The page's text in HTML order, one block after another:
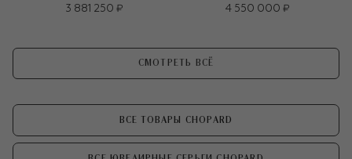
3 881 250 ₽
4 550 000 ₽
СМОТРЕТЬ ВСЁ
ВСЕ ТОВАРЫ CHOPARD